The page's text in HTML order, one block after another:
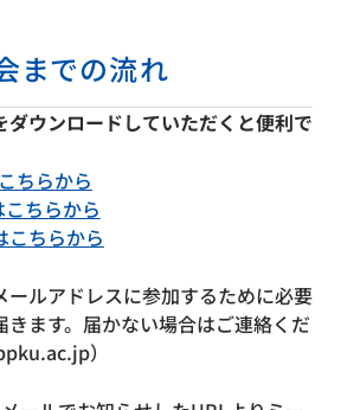
までの流れ
ウンロードしていただくと便利で
ちらから
ちらから
こちらから
ールアドレスに参加するために必要
きます。届かない場合はご連絡くだ
）